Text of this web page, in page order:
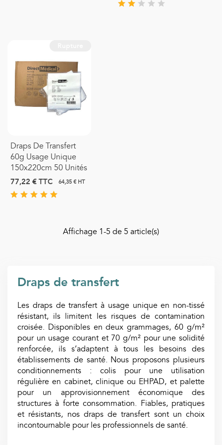
Draps de transfert
Les draps de transfert à usage unique en non-tissé
résistant, ils limitent les risques de contamination
croisée. Disponibles en deux grammages, 60 g/m²
pour un usage courant et 70 g/m² pour une solidité
renforcée, ils s’adaptent à tous les besoins des
établissements de santé. Nous proposons plusieurs
conditionnements : colis pour une utilisation
régulière en cabinet, clinique ou EHPAD, et palette
pour un approvisionnement économique des
structures à forte consommation. Fiables, pratiques
et résistants, nos draps de transfert sont un choix
incontournable pour les professionnels de santé.
Draps De Transfert
60g Usage Unique
150x220cm 50 Unités
77,22 €TTC 64,35 € HT
Affichage 1-5 de 5 article(s)